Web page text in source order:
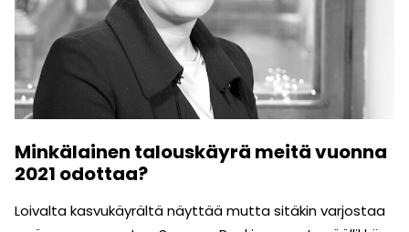
Minkälainen talouskäyrä meitä vuonna
2021 odottaa?
Loivalta kasvukäyrältä näyttää mutta sitäkin varjostaa